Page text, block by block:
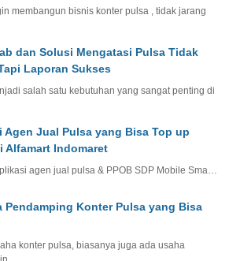
membangun bisnis konter pulsa , tidak jarang
dan Solusi Mengatasi Pulsa Tidak
Laporan Sukses
salah satu kebutuhan yang sangat penting di
Agen Jual Pulsa yang Bisa Top up
Alfamart Indomaret
agen jual pulsa & PPOB SDP Mobile Sma…
Pendamping Konter Pulsa yang Bisa
konter pulsa, biasanya juga ada usaha